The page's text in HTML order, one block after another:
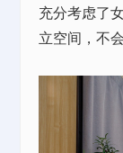
充分考虑了
立空间，不